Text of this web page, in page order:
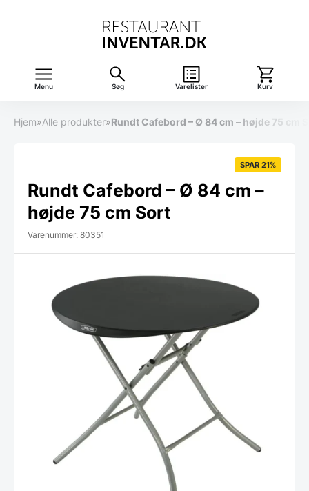
Menu Søg Varelister Kurv
Hjem»Alle produkter»Rundt Cafebord – Ø 84 cm – højde 75 cm
SPAR 21%
Rundt Cafebord – Ø 84 cm –
højde 75 cm Sort
Varenummer: 80351